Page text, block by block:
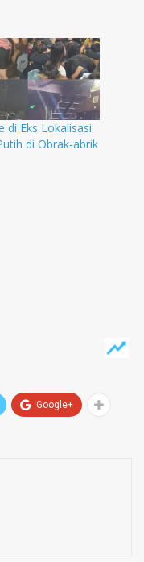
di Eks Lokalisasi
di Obrak-abrik
Google+